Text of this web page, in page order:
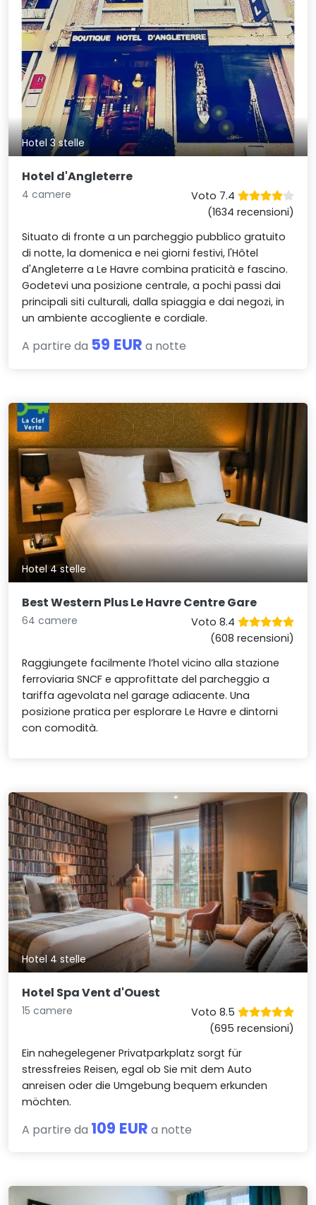
Hotel 3 stelle
Hotel d'Angleterre
4 camere
Voto 7.4
(1634 recensioni)
Situato di fronte a un parcheggio pubblico gratuito
di notte, la domenica e nei giorni festivi, l'Hôtel
d'Angleterre a Le Havre combina praticità e fascino.
Godetevi una posizione centrale, a pochi passi dai
principali siti culturali, dalla spiaggia e dai negozi, in
un ambiente accogliente e cordiale.
A partire da 59 EUR a notte
Hotel 4 stelle
Best Western Plus Le Havre Centre Gare
64 camere
Voto 8.4
(608 recensioni)
Raggiungete facilmente l’hotel vicino alla stazione
ferroviaria SNCF e approfittate del parcheggio a
tariffa agevolata nel garage adiacente. Una
posizione pratica per esplorare Le Havre e dintorni
con comodità.
Hotel 4 stelle
Hotel Spa Vent d'Ouest
15 camere
Voto 8.5
(695 recensioni)
Ein nahegelegener Privatparkplatz sorgt für
stressfreies Reisen, egal ob Sie mit dem Auto
anreisen oder die Umgebung bequem erkunden
möchten.
A partire da 109 EUR a notte